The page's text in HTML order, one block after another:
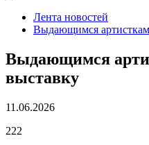
Лента новостей
Выдающимся
Выдающимся
выставку
11.06.2026
222